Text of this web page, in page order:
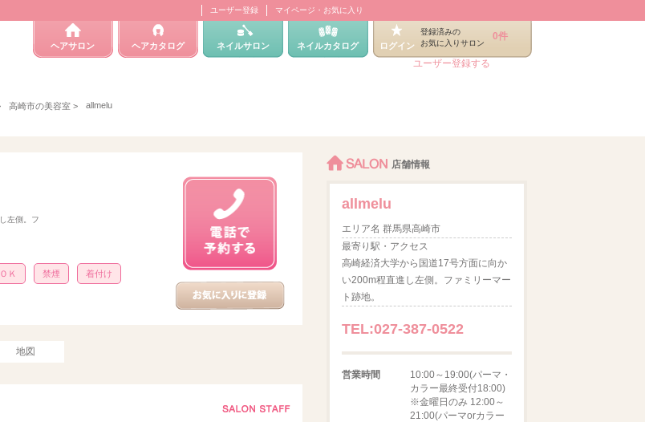
ユーザー登録 マイページ・お気に入り
ヘアサロン ヘアカタログ ネイルサロン ネイルカタログ ログイン
登録済みの
お気に入りサロン
0件
ユーザー登録する
高崎市の美容室 > allmelu
左側。フ
Ｋ 禁煙 着付け
地図
SALON 店舗情報
allmelu
エリア名 群馬県高崎市
最寄り駅・アクセス
高崎経済大学から国道17号方面に向か
い200m程直進し左側。ファミリーマー
ト跡地。
TEL:027-387-0522
営業時間
10:00～19:00(パーマ・
カラー最終受付18:00)
※金曜日のみ 12:00～
21:00(パーマorカラー